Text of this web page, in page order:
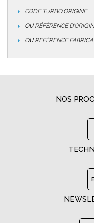
CODE TURBO ORIGINE
OURÉFÉRENCE
OURÉFÉRENCE
NOS